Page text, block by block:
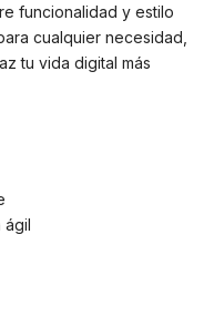
funcionalidad y estilo
cualquier necesidad,
tu vida digital más
ágil